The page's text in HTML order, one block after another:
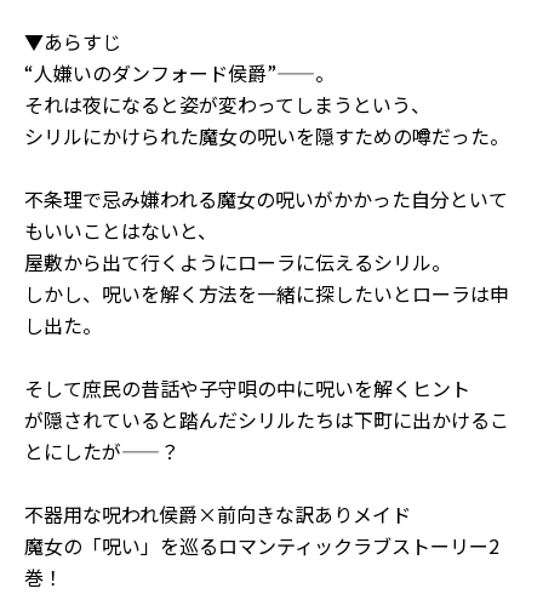
▼あらすじ
“人嫌いのダンフォード侯爵”――。
それは夜になると姿が変わってしまうという、
シリルにかけられた魔女の呪いを隠すための噂だった。
不条理で忌み嫌われる魔女の呪いがかかった自分といて
もいいことはないと、
屋敷から出て行くようにローラに伝えるシリル。
しかし、呪いを解く方法を一緒に探したいとローラは申
し出た。
そして庶民の昔話や子守唄の中に呪いを解くヒント
が隠されていると踏んだシリルたちは下町に出かけるこ
とにしたが――？
不器用な呪われ侯爵×前向きな訳ありメイド
魔女の「呪い」を巡るロマンティックラブストーリー2
巻！